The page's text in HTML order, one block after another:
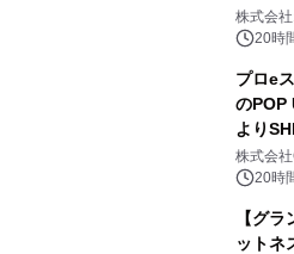
株式会
20時
プロe
のPOP
より
開催決
株式会
20時
【グ
ットネ